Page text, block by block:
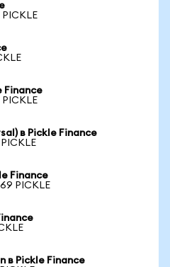
Finance
в Pickle Finance
Finance
PICKLE
в Pickle Finance